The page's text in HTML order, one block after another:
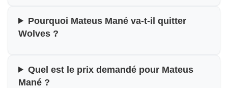
Pourquoi Mateus Mané va-t-il quitter
Wolves ?
Quel est le prix demandé pour Mateus
Mané ?